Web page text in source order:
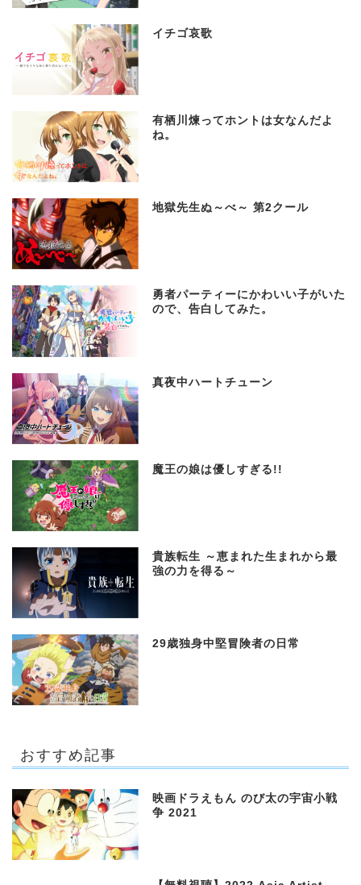
イチゴ哀歌
有栖川煉ってホントは女なんだよ
ね。
地獄先生ぬ～べ～ 第2クール
勇者パーティーにかわいい子がいた
ので、告白してみた。
真夜中ハートチューン
魔王の娘は優しすぎる!!
貴族転生 ～恵まれた生まれから最
強の力を得る～
29歳独身中堅冒険者の日常
おすすめ記事
映画ドラえもん のび太の宇宙小戦
争 2021